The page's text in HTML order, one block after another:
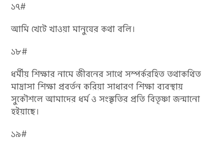
১৭#
আমি খেটে খাওয়া মানুষের কথা বলি।
১৮#
ধর্মীয় শিক্ষার নামে জীবনের সাথে সম্পর্করহিত তথাকথিত
মাদ্রাসা শিক্ষা প্রবর্তন করিয়া সাধারণ শিক্ষা ব্যবস্থায়
সুকৌশলে আমাদের ধর্ম ও সংস্কৃতির প্রতি বিতৃষ্ণা জন্মানো
হইয়াছে।
১৯#